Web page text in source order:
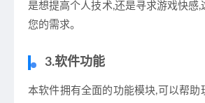
是想提高个人技术,还是寻求游戏快感,
您的需求。
3.软件功能
本软件拥有全面的功能模块,可以帮助